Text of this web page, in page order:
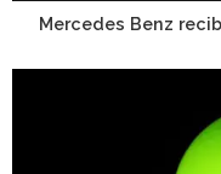
Mercedes Benz